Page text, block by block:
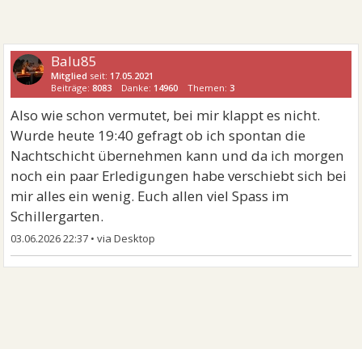
Balu85
Mitglied seit: 17.05.2021
Beiträge:8083 Danke: 14960 Themen: 3
Also wie schon vermutet, bei mir klappt es nicht.
Wurde heute 19:40 gefragt ob ich spontan die
Nachtschicht übernehmen kann und da ich morgen
noch ein paar Erledigungen habe verschiebt sich bei
mir alles ein wenig. Euch allen viel Spass im
Schillergarten.
03.06.2026 22:37 •